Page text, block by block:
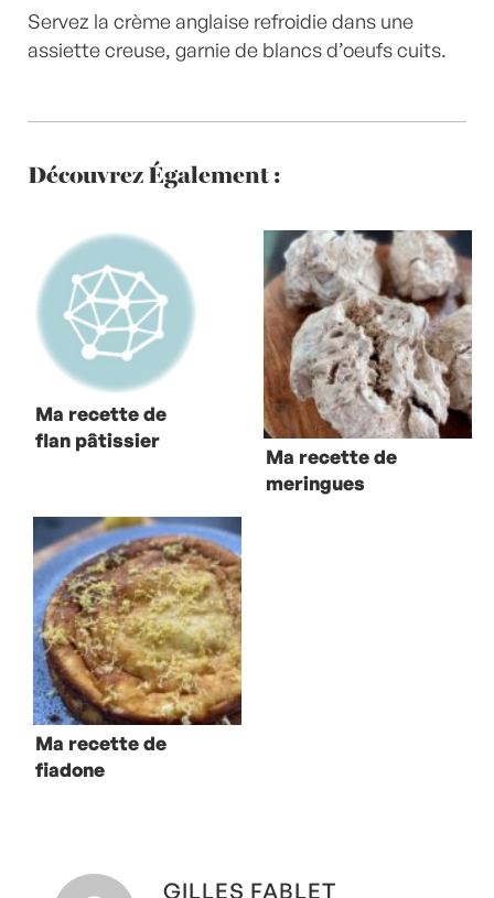
Servez la crème anglaise refroidie dans une
assiette creuse, garnie de blancs d’oeufs cuits.
Découvrez Également :
Ma recette de
flan pâtissier
Ma recette de
meringues
Ma recette de
fiadone
GILLES FABLET